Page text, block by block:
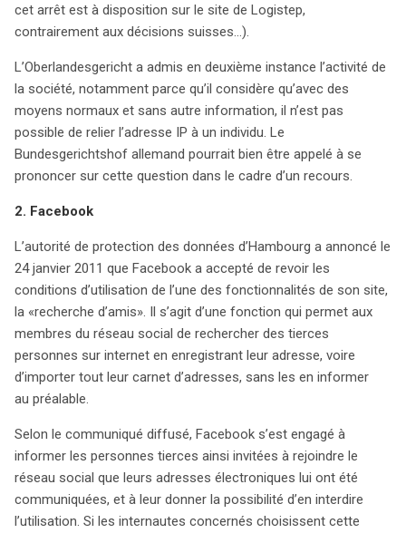
fait face à des critiques concernant son service Google
Analytics. Bien que la plateforme offre des outils pour
ces mesures insuffisantes. Les discussions autour de
ce service ont été suspendues, soulignant les tensions
entre la protection des données et les pratiques des
entreprises technologiques. Ces affaires révèlent une
dynamique complexe entre législation, protection de la
vie privée et innovation technologique, invitant à une
réflexion approfondie sur l’avenir de la gestion des
cet arrêt est à disposition sur le site de Logistep,
contrairement aux décisions suisses…).
L’Oberlandesgericht a admis en deuxième instance l’activité de
la société, notamment parce qu’il considère qu’avec des
moyens normaux et sans autre information, il n’est pas
possible de relier l’adresse IP à un individu. Le
Bundesgerichtshof allemand pourrait bien être appelé à se
prononcer sur cette question dans le cadre d’un recours.
2. Facebook
L’autorité de protection des données d’Hambourg a annoncé le
24 janvier 2011 que Facebook a accepté de revoir les
conditions d’utilisation de l’une des fonctionnalités de son site,
la «recherche d’amis». Il s’agit d’une fonction qui permet aux
membres du réseau social de rechercher des tierces
personnes sur internet en enregistrant leur adresse, voire
d’importer tout leur carnet d’adresses, sans les en informer
au préalable.
Selon le communiqué diffusé, Facebook s’est engagé à
informer les personnes tierces ainsi invitées à rejoindre le
réseau social que leurs adresses électroniques lui ont été
communiquées, et à leur donner la possibilité d’en interdire
l’utilisation. Si les internautes concernés choisissent cette